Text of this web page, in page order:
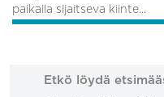
paikalla sijaitseva kiinte...
Etkö löydä